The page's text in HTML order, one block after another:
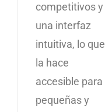
competitivos y
una interfaz
intuitiva, lo que
la hace
accesible para
pequeñas y